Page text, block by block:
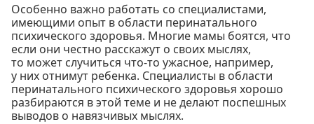
Особенно важно работать со специалистами,
имеющими опыт в области перинатального
психического здоровья. Многие мамы боятся, что
если они честно расскажут о своих мыслях,
то может случиться что-то ужасное, например,
у них отнимут ребенка. Специалисты в области
перинатального психического здоровья хорошо
разбираются в этой теме и не делают поспешных
выводов о навязчивых мыслях.